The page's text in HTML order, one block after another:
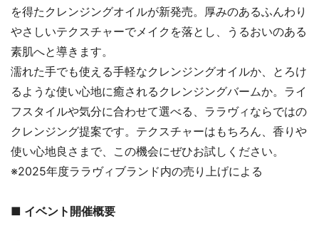
を得たクレンジングオイルが新発売。厚みのあるふんわり
やさしいテクスチャーでメイクを落とし、うるおいのある
素肌へと導きます。
濡れた手でも使える手軽なクレンジングオイルか、とろけ
るような使い心地に癒されるクレンジングバームか。ライ
フスタイルや気分に合わせて選べる、ララヴィならではの
クレンジング提案です。テクスチャーはもちろん、香りや
使い心地良さまで、この機会にぜひお試しください。
※2025年度ララヴィブランド内の売り上げによる
■ イベント開催概要